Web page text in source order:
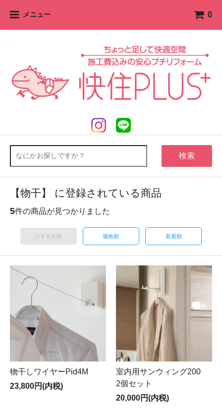
メニュー 0
検索
【物干】 に登録されている商品
5件の商品が見つかりました
おすすめ順 価格順 新着順
物干しワイヤーPid4M
23,800円(内税)
室内用サンウィング200
2個セット
20,000円(内税)